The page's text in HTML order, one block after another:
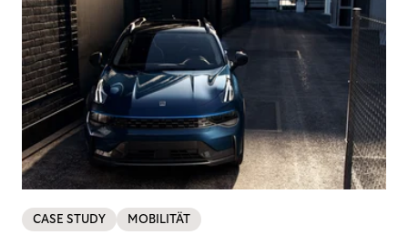
CASE STUDY MOBILITÄT